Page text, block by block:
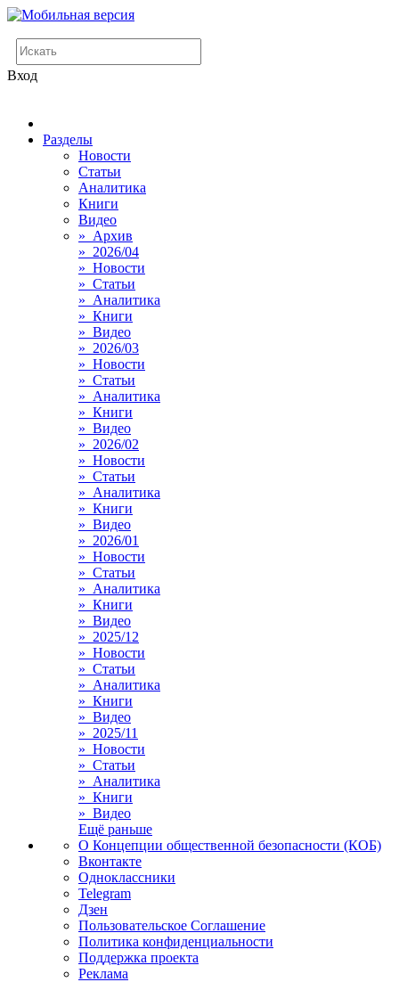
Вход
Разделы
Новости
Статьи
Аналитика
Книги
Видео
» Архив
» 2026/04
» Новости
» Статьи
» Аналитика
» Книги
» Видео
» 2026/03
» Новости
» Статьи
» Аналитика
» Книги
» Видео
» 2026/02
» Новости
» Статьи
» Аналитика
» Книги
» Видео
» 2026/01
» Новости
» Статьи
» Аналитика
» Книги
» Видео
» 2025/12
» Новости
» Статьи
» Аналитика
» Книги
» Видео
» 2025/11
» Новости
» Статьи
» Аналитика
» Книги
» Видео
Ещё раньше
О Концепции общественной безопасности (КОБ)
Вконтакте
Одноклассники
Telegram
Дзен
Пользовательское Соглашение
Политика конфиденциальности
Поддержка проекта
Реклама